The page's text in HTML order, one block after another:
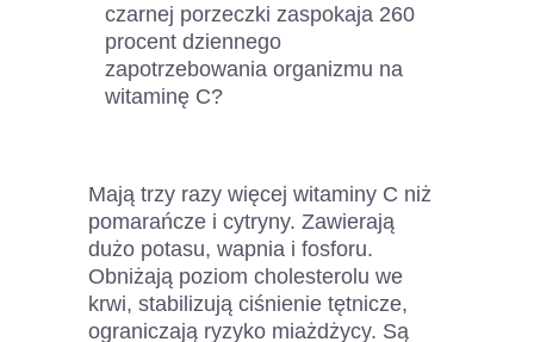
czarnej porzeczki zaspokaja 260
procent dziennego
zapotrzebowania organizmu na
witaminę C?
Mają trzy razy więcej witaminy C niż
pomarańcze i cytryny. Zawierają
dużo potasu, wapnia i fosforu.
Obniżają poziom cholesterolu we
krwi, stabilizują ciśnienie tętnicze,
ograniczają ryzyko miażdżycy. Są